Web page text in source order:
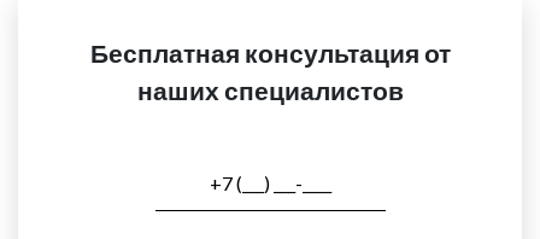
Бесплатная консультация от
наших специалистов